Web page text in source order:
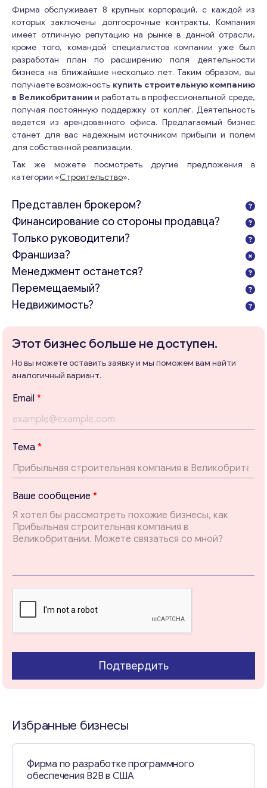
ближайшее время.
Email
Ваши комментарии
Свяжитесь со мной
Фирма обслуживает 8 крупных корпораций, с каждой из
которых заключены долгосрочные контракты. Компания
имеет отличную репутацию на рынке в данной отрасли,
кроме того, командой специалистов компании уже был
разработан план по расширению поля деятельности
бизнеса на ближайшие несколько лет. Таким образом, вы
получаете возможность купить строительную компанию
в Великобритании и работать в профессиональной среде,
получая постоянную поддержку от коллег. Деятельность
ведется из арендованного офиса. Предлагаемый бизнес
станет для вас надежным источником прибыли и полем
для собственной реализации.
Так же можете посмотреть другие предложения в
категории «Строительство».
Представлен брокером?
Финансирование со стороны продавца?
Только руководители?
Франшиза?
Менеджмент останется?
Перемещаемый?
Недвижимость?
Этот бизнес больше не доступен.
Но вы можете оставить заявку и мы поможем вам найти
аналогичный вариант.
Т
е
м
а
E
m
a
i
с
о
о
б
Email *
Тема *
Ваше сообщение *
Подтвердить
Избранные бизнесы
Фирма по разработке программного
обеспечения B2B в США